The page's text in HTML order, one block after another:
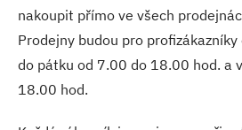
nakoupit přímo ve všech
Prodejny budou pro
do pátku od 7.00 do 18.00 hod. a
18.00 hod.